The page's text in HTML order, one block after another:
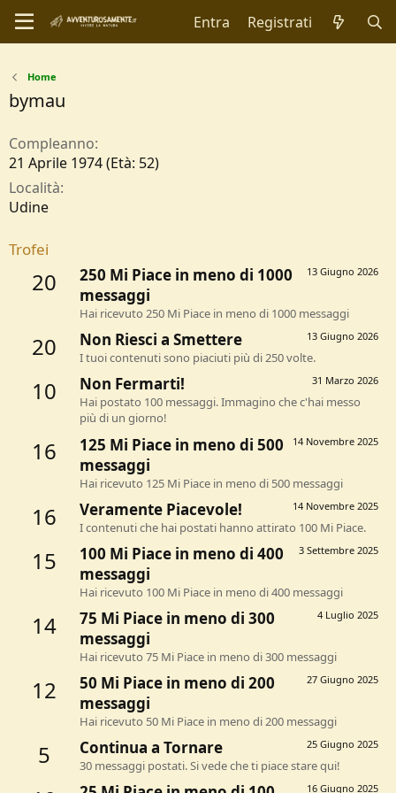
Entra Registrati
Home
bymau
Compleanno
21 Aprile 1974 (Età: 52)
Località
Udine
Trofei
20 13 Giugno 2026
250 Mi Piace in meno di 1000
messaggi
Hai ricevuto 250 Mi Piace in meno di 1000 messaggi
20 13 Giugno 2026
Non Riesci a Smettere
I tuoi contenuti sono piaciuti più di 250 volte.
10 31 Marzo 2026
Non Fermarti!
Hai postato 100 messaggi. Immagino che c'hai messo
più di un giorno!
16 14 Novembre 2025
125 Mi Piace in meno di 500
messaggi
Hai ricevuto 125 Mi Piace in meno di 500 messaggi
16 14 Novembre 2025
Veramente Piacevole!
I contenuti che hai postati hanno attirato 100 Mi Piace.
15 3 Settembre 2025
100 Mi Piace in meno di 400
messaggi
Hai ricevuto 100 Mi Piace in meno di 400 messaggi
14 4 Luglio 2025
75 Mi Piace in meno di 300
messaggi
Hai ricevuto 75 Mi Piace in meno di 300 messaggi
12 27 Giugno 2025
50 Mi Piace in meno di 200
messaggi
Hai ricevuto 50 Mi Piace in meno di 200 messaggi
5 25 Giugno 2025
Continua a Tornare
30 messaggi postati. Si vede che ti piace stare qui!
16 Giugno 2025